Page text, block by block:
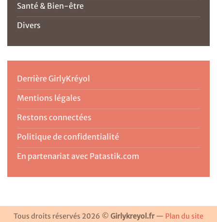
Santé & Bien-être
Divers
Derrière GirlyKréyol
Mentions légales
Restons connectées
Politique de confidentialité
En partenariat avec Patastik.com
Tous droits réservés 2026 © Girlykreyol.fr — Plan du site